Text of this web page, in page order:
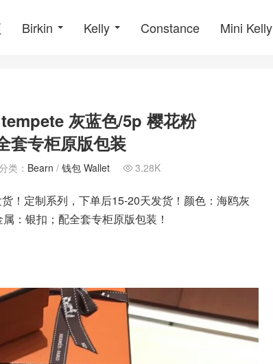
Birkin Kelly Constance Mini Kelly
灰蓝色/5p 樱花粉
套专柜原版包装
类： Bearn / 钱包 Wallet  3.28K
！定制系列，下单后15-20天发货！颜色：海鸥灰
：银扣；配全套专柜原版包装！